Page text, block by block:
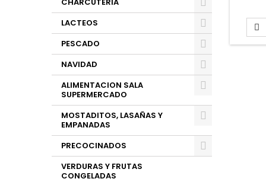
LACTEOS
PESCADO
NAVIDAD
ALIMENTACION SALA
SUPERMERCADO
MOSTADITOS, LASAÑAS Y
EMPANADAS
PRECOCINADOS
VERDURAS Y FRUTAS
CONGELADAS
Caja:
